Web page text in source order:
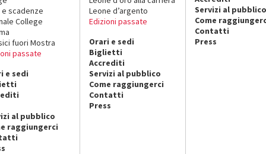
e scadenze
College
fuori Mostra
passate
e sedi
al pubblico
raggiungerci
Leone d’argento
Edizioni passate
Orari e sedi
Biglietti
Accrediti
Servizi al pubblico
Come raggiungerci
Contatti
Press
Servizi al pubblico
Come
Contatti
Press